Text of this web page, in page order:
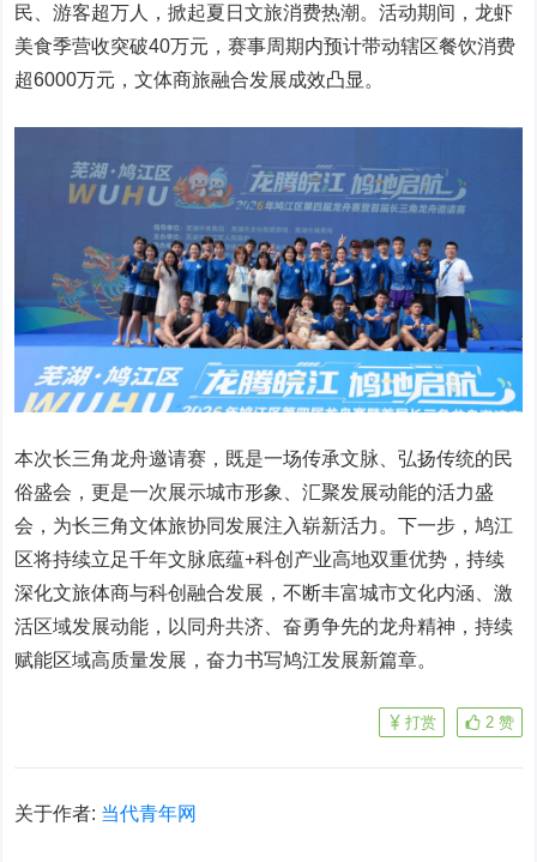
民、游客超万人，掀起夏日文旅消费热潮。活动期间，龙虾
美食季营收突破40万元，赛事周期内预计带动辖区餐饮消费
超6000万元，文体商旅融合发展成效凸显。
本次长三角龙舟邀请赛，既是一场传承文脉、弘扬传统的民
俗盛会，更是一次展示城市形象、汇聚发展动能的活力盛
会，为长三角文体旅协同发展注入崭新活力。下一步，鸠江
区将持续立足千年文脉底蕴+科创产业高地双重优势，持续
深化文旅体商与科创融合发展，不断丰富城市文化内涵、激
活区域发展动能，以同舟共济、奋勇争先的龙舟精神，持续
赋能区域高质量发展，奋力书写鸠江发展新篇章。
2 赞
打赏
关于作者: 当代青年网